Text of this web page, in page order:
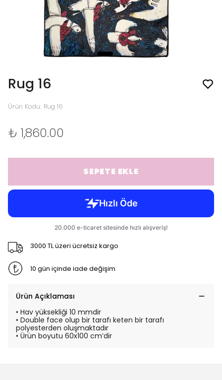
Rug 16
Ürün Kodu: Rug 16
₺ 1,860.00
SEPETE EKLE
3000 TL üzeri ücretsiz kargo
10 gün içinde iade değişim
Ürün Açıklaması
• Hav yüksekliği 10 mmdir
• Double face olup bir tarafı keten bir tarafı
polyesterden oluşmaktadır
• Ürün boyutu 60x100 cm’dir